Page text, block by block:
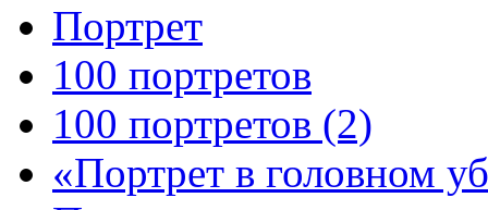
Портрет
100 портретов
100 портретов (2)
«Портрет в головном